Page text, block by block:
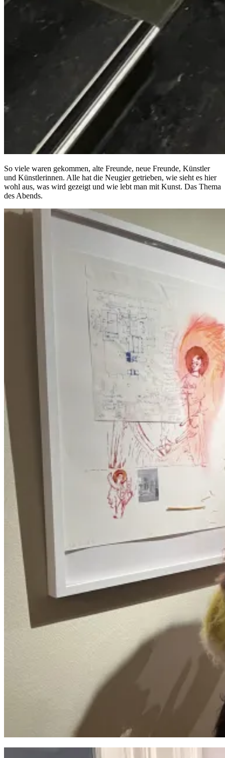
So viele waren gekommen, alte Freunde, neue Freunde, Künstler
und Künstlerinnen. Alle hat die Neugier getrieben, wie sieht es hier
wohl aus, was wird gezeigt und wie lebt man mit Kunst. Das Thema
des Abends.